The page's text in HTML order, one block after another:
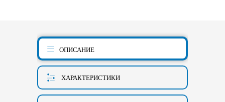
ОПИСАНИЕ
ХАРАКТЕРИСТИКИ